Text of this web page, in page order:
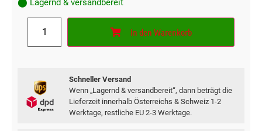
⬤ Lagernd & versandbereit
In den Warenkorb
Schneller Versand
Wenn „Lagernd & versandbereit“, dann beträgt die
Lieferzeit innerhalb Österreichs & Schweiz 1-2
Werktage, restliche EU 2-3 Werktage.